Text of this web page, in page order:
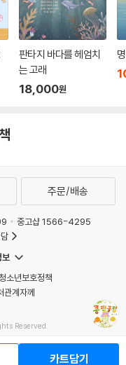
판타지 바다를 헤엄치
는 고래
18,000원
카트담기
주문/배송
중고샵 1566-4295
청소년보호정책
관계자께
Reserved.